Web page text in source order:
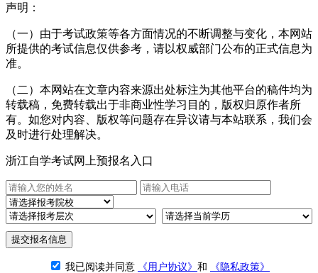
声明：
（一）由于考试政策等各方面情况的不断调整与变化，本网站
所提供的考试信息仅供参考，请以权威部门公布的正式信息为
准。
（二）本网站在文章内容来源出处标注为其他平台的稿件均为
转载稿，免费转载出于非商业性学习目的，版权归原作者所
有。如您对内容、版权等问题存在异议请与本站联系，我们会
及时进行处理解决。
浙江自学考试网上预报名入口
提交报名信息
我已阅读并同意 《用户协议》 和 《隐私政策》